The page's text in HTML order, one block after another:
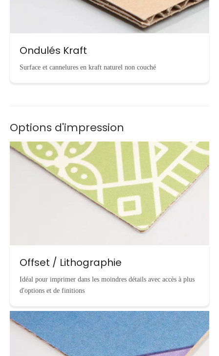
Ondulés Kraft
Surface et cannelures en kraft naturel non couché
Options d'impression
Offset / Lithographie
Idéal pour imprimer dans les moindres détails avec accès à plus
d'options et de finitions